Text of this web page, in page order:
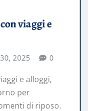
viaggi e
2025 0
e alloggi,
per
di riposo.